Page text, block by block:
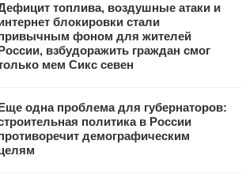
топлива, воздушные атаки и
блокировки стали
фоном для жителей
взбудоражить граждан смог
мем Сикс севен
одна проблема для губернаторов:
политика в России
демографическим